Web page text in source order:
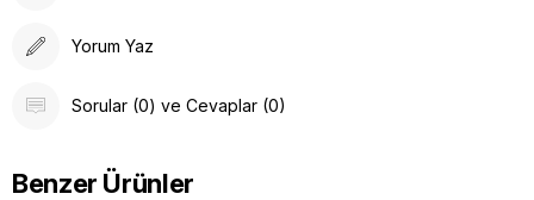
Yorum Yaz
Sorular (0) ve Cevaplar (0)
Benzer Ürünler